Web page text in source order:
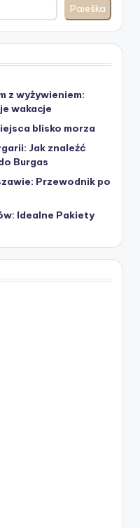
Paieška
z wyżywieniem:
wakacje
blisko morza
Jak znaleźć
Burgas
Przewodnik po
Idealne Pakiety